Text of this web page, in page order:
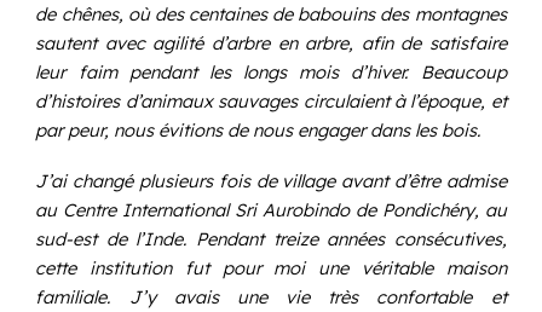
de chênes, où des centaines de babouins des montagnes
sautent avec agilité d’arbre en arbre, afin de satisfaire
leur faim pendant les longs mois d’hiver. Beaucoup
d’histoires d’animaux sauvages circulaient à l’époque, et
par peur, nous évitions de nous engager dans les bois.
J’ai changé plusieurs fois de village avant d’être admise
au Centre International Sri Aurobindo de Pondichéry, au
sud-est de l’Inde. Pendant treize années consécutives,
cette institution fut pour moi une véritable maison
familiale. J’y avais une vie très confortable et